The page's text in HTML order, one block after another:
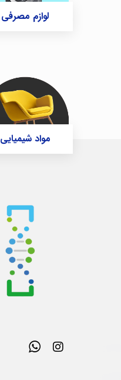
لوازم مصرفی
مواد شیمیایی